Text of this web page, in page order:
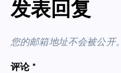
发表回复
您的邮箱地址不会被公开。
评论*